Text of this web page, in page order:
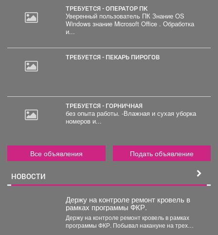
ТРЕБУЕТСЯ - ОПЕРАТОР ПК
Уверенный пользователь ПК Знание OS
Windows знание Microsoft Office . Обработка
и...
ТРЕБУЕТСЯ - ПЕКАРЬ ПИРОГОВ
ТРЕБУЕТСЯ - ГОРНИЧНАЯ
без опыта работы. -Влажная и сухая уборка
номеров и...
Все объявления Подать объявление
НОВОСТИ
Держу на контроле ремонт кровель в
рамках программы ФКР.
Держу на контроле ремонт кровель в рамках
программы ФКР. Побывал накануне на трех